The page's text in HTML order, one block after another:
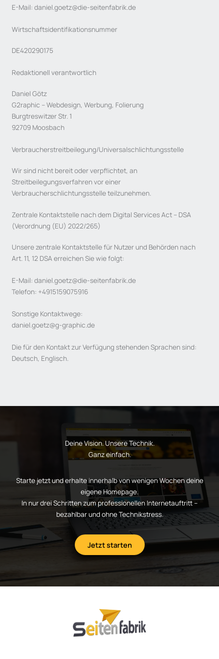
E-Mail: daniel.goetz@die-seitenfabrik.de
Wirtschafts­identifikations­nummer
DE420290175
Redaktionell verantwortlich
Daniel Götz
G2raphic – Webdesign, Werbung, Folierung
Burgtreswitzer Str. 1
92709 Moosbach
Verbraucher­streit­beilegung/Universal­schlichtungs­stelle
Wir sind nicht bereit oder verpflichtet, an
Streitbeilegungsverfahren vor einer
Verbraucherschlichtungsstelle teilzunehmen.
Zentrale Kontaktstelle nach dem Digital Services Act – DSA
(Verordnung (EU) 2022/265)
Unsere zentrale Kontaktstelle für Nutzer und Behörden nach
Art. 11, 12 DSA erreichen Sie wie folgt:
E-Mail: daniel.goetz@die-seitenfabrik.de
Telefon: +4915159075916
Sonstige Kontaktwege:
daniel.goetz@g-graphic.de
Die für den Kontakt zur Verfügung stehenden Sprachen sind:
Deutsch, Englisch.
Deine Vision. Unsere Technik.
Ganz einfach.
Starte jetzt und erhalte innerhalb von wenigen Wochen deine
eigene Homepage.
In nur drei Schritten zum professionellen Internetauftritt –
bezahlbar und ohne Technikstress.
Jetzt starten